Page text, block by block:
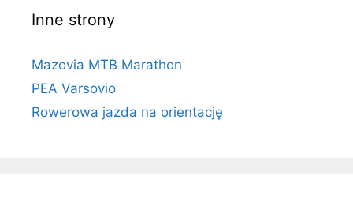
Inne strony
Mazovia MTB Marathon
PEA Varsovio
Rowerowa jazda na orientację